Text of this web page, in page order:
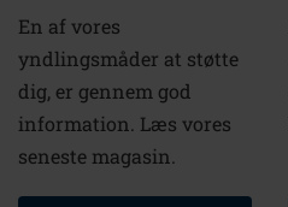
En af vores
yndlingsmåder at støtte
dig, er gennem god
information. Læs vores
seneste magasin.